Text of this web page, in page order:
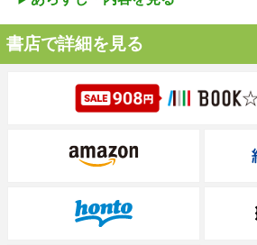
書店で詳細を見る